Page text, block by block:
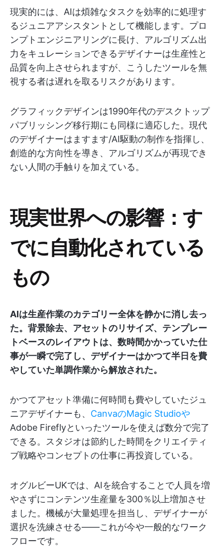
現実的には、AIは煩雑なタスクを効率的に処理す
るジュニアアシスタントとして機能します。プロ
ンプトエンジニアリングに長け、アルゴリズム出
力をキュレーションできるデザイナーは生産性と
品質を向上させられますが、こうしたツールを無
視する者は遅れを取るリスクがあります。
グラフィックデザインは1990年代のデスクトップ
パブリッシング移行期にも同様に適応した。現代
のデザイナーはますます/AI駆動の制作を指揮し、
創造的な方向性を導き、アルゴリズムが再現でき
ない人間の手触りを加えている。
現実世界への影響：す
でに自動化されている
もの
AIは生産作業のカテゴリー全体を静かに消し去っ
た。背景除去、アセットのリサイズ、テンプレー
トベースのレイアウトは、数時間かかっていた仕
事が一瞬で完了し、デザイナーはかつて半日を費
やしていた単調作業から解放された。
かつてアセット準備に何時間も費やしていたジュ
ニアデザイナーも、 CanvaのMagic Studioや
Adobe Fireflyといったツールを使えば数分で完了
できる。スタジオは節約した時間をクリエイティ
ブ戦略やコンセプトの仕事に再投資している。
オグルビーUKでは、AIを統合することで人員を増
やさずにコンテンツ生産量を300％以上増加させ
ました。機械が大量処理を担当し、デザイナーが
選択を洗練させる——これが今や一般的なワーク
フローです。